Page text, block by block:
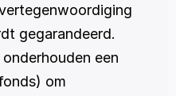
gegarandeerd.
een
om